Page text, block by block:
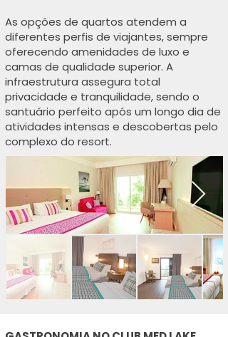
As opções de quartos atendem a
diferentes perfis de viajantes, sempre
oferecendo amenidades de luxo e
camas de qualidade superior. A
infraestrutura assegura total
privacidade e tranquilidade, sendo o
santuário perfeito após um longo dia de
atividades intensas e descobertas pelo
complexo do resort.